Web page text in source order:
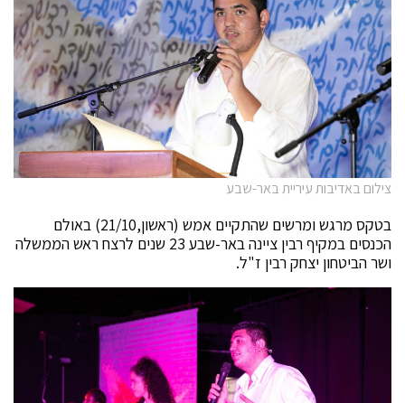
צילום באדיבות עיריית באר-שבע
בטקס מרגש ומרשים שהתקיים אמש (ראשון,21/10) באולם
הכנסים במקיף רבין ציינה באר-שבע 23 שנים לרצח ראש הממשלה
ושר הביטחון יצחק רבין ז"ל.